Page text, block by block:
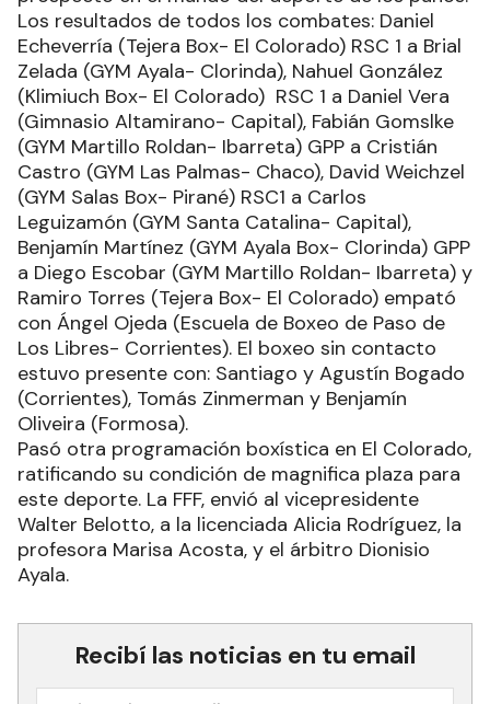
Los resultados de todos los combates: Daniel
Echeverría (Tejera Box- El Colorado) RSC 1 a Brial
Zelada (GYM Ayala- Clorinda), Nahuel González
(Klimiuch Box- El Colorado) RSC 1 a Daniel Vera
(Gimnasio Altamirano- Capital), Fabián Gomslke
(GYM Martillo Roldan- Ibarreta) GPP a Cristián
Castro (GYM Las Palmas- Chaco), David Weichzel
(GYM Salas Box- Pirané) RSC1 a Carlos
Leguizamón (GYM Santa Catalina- Capital),
Benjamín Martínez (GYM Ayala Box- Clorinda) GPP
a Diego Escobar (GYM Martillo Roldan- Ibarreta) y
Ramiro Torres (Tejera Box- El Colorado) empató
con Ángel Ojeda (Escuela de Boxeo de Paso de
Los Libres- Corrientes). El boxeo sin contacto
estuvo presente con: Santiago y Agustín Bogado
(Corrientes), Tomás Zinmerman y Benjamín
Oliveira (Formosa).
Pasó otra programación boxística en El Colorado,
ratificando su condición de magnifica plaza para
este deporte. La FFF, envió al vicepresidente
Walter Belotto, a la licenciada Alicia Rodríguez, la
profesora Marisa Acosta, y el árbitro Dionisio
Ayala.
Recibí las noticias en tu email